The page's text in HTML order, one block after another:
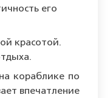
его
красотой.
кораблике по
впечатление